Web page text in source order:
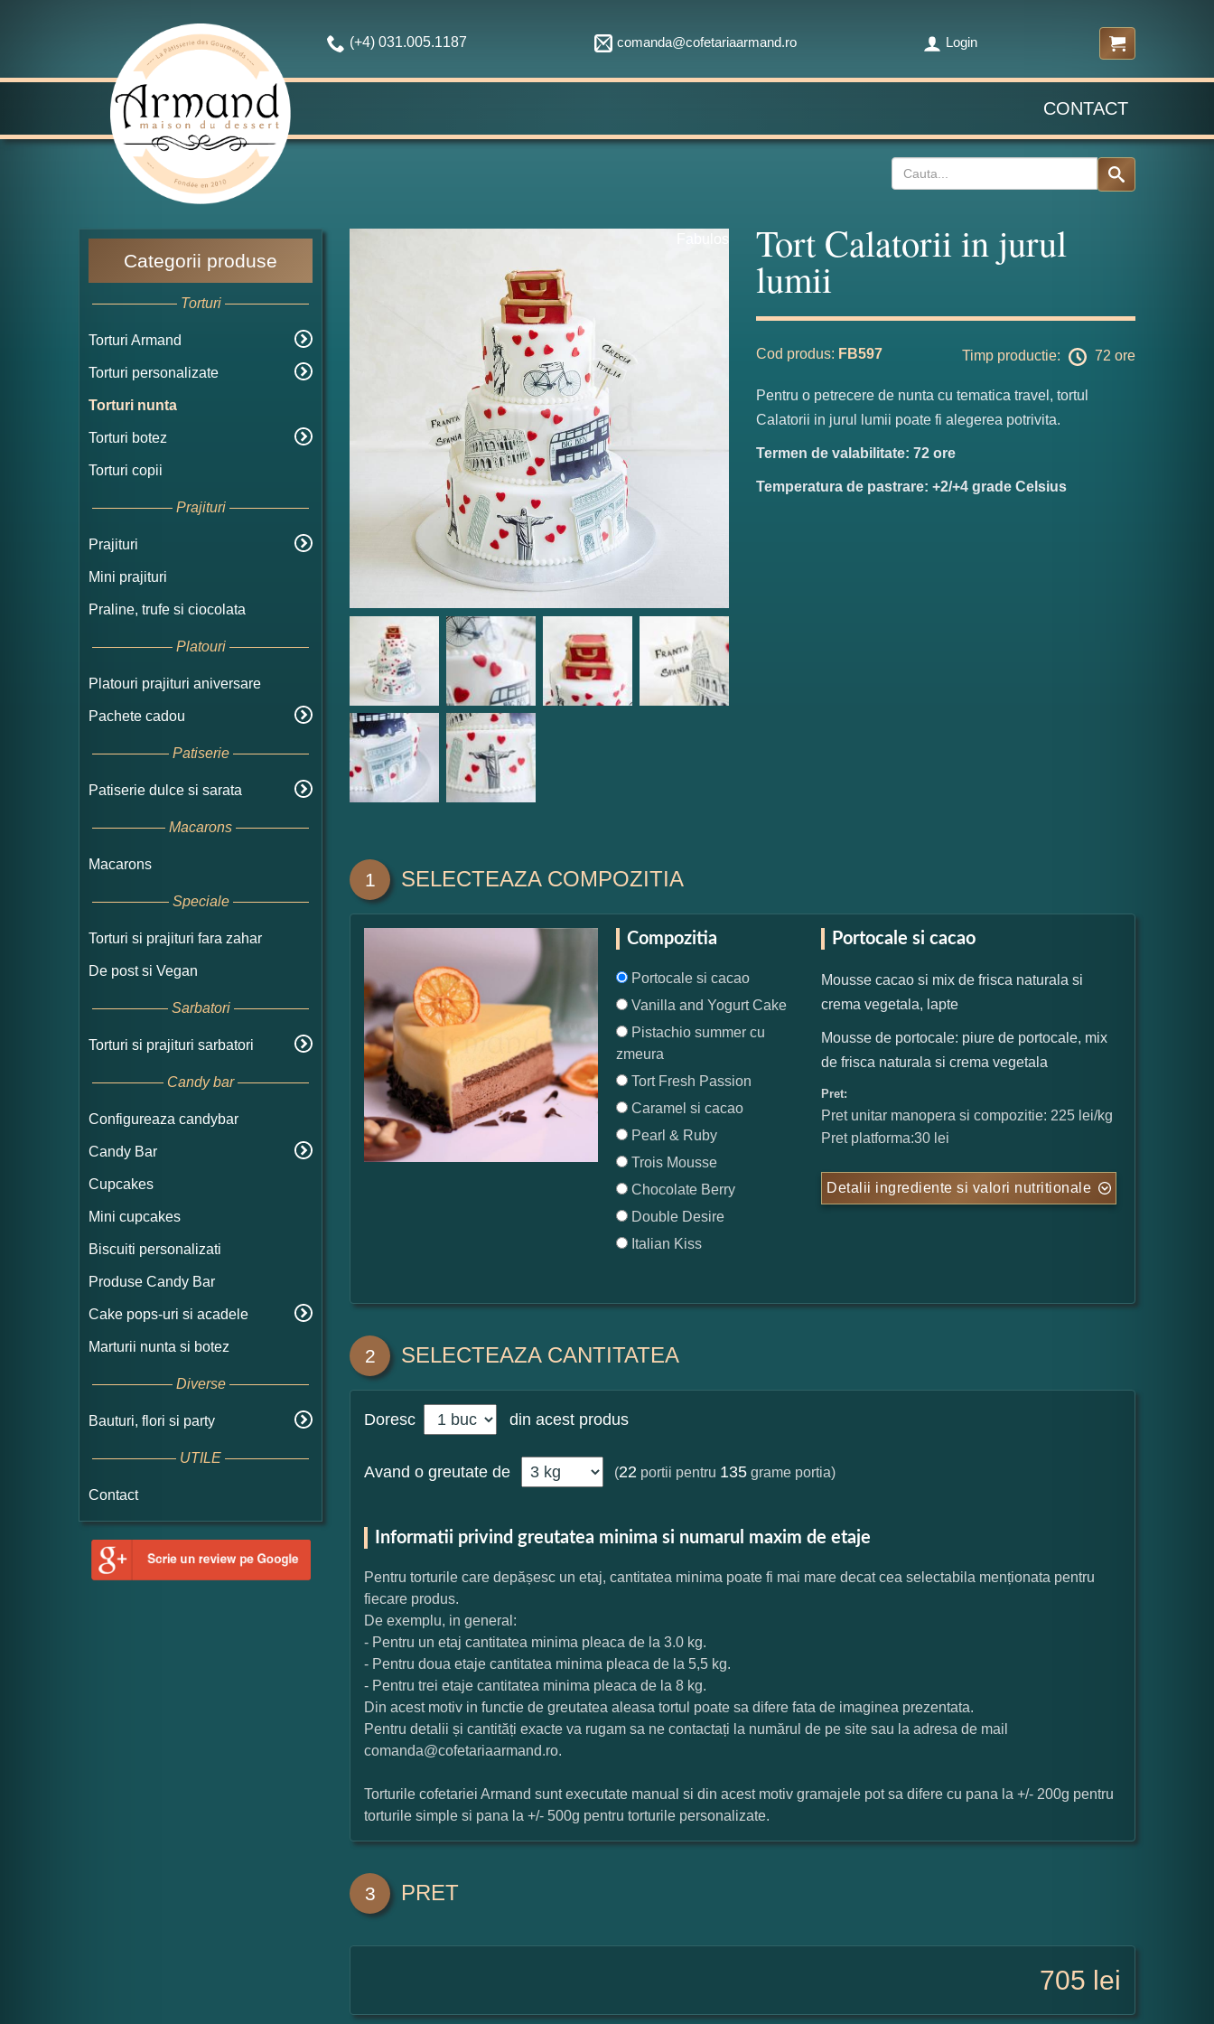
(+4) 031.005.1187 comanda@cofetariaarmand.ro Login
CONTACT
Categorii produse
Torturi
Torturi Armand
Torturi personalizate
Torturi nunta
Torturi botez
Torturi copii
Prajituri
Prajituri
Mini prajituri
Praline, trufe si ciocolata
Platouri
Platouri prajituri aniversare
Pachete cadou
Patiserie
Patiserie dulce si sarata
Macarons
Macarons
Speciale
Torturi si prajituri fara zahar
De post si Vegan
Sarbatori
Torturi si prajituri sarbatori
Candy bar
Configureaza candybar
Candy Bar
Cupcakes
Mini cupcakes
Biscuiti personalizati
Produse Candy Bar
Cake pops-uri si acadele
Marturii nunta si botez
Diverse
Bauturi, flori si party
UTILE
Contact
Tort Calatorii in jurul
lumii
Cod produs: FB597 Timp productie: 72 ore
Pentru o petrecere de nunta cu tematica travel, tortul
Calatorii in jurul lumii poate fi alegerea potrivita.
Termen de valabilitate: 72 ore
Temperatura de pastrare: +2/+4 grade Celsius
1 SELECTEAZA COMPOZITIA
Compozitia
Portocale si cacao
Vanilla and Yogurt Cake
Pistachio summer cu
zmeura
Tort Fresh Passion
Caramel si cacao
Pearl & Ruby
Trois Mousse
Chocolate Berry
Double Desire
Italian Kiss
Portocale si cacao
Mousse cacao si mix de frisca naturala si
crema vegetala, lapte
Mousse de portocale: piure de portocale, mix
de frisca naturala si crema vegetala
Pret:
Pret unitar manopera si compozitie: 225 lei/kg
Pret platforma:30 lei
Detalii ingrediente si valori nutritionale
2 SELECTEAZA CANTITATEA
Doresc din acest produs
Avand o greutate de (22 portii pentru 135 grame portia)
Informatii privind greutatea minima si numarul maxim de etaje
Pentru torturile care depășesc un etaj, cantitatea minima poate fi mai mare decat cea selectabila menționata pentru
fiecare produs.
De exemplu, in general:
- Pentru un etaj cantitatea minima pleaca de la 3.0 kg.
- Pentru doua etaje cantitatea minima pleaca de la 5,5 kg.
- Pentru trei etaje cantitatea minima pleaca de la 8 kg.
Din acest motiv in functie de greutatea aleasa tortul poate sa difere fata de imaginea prezentata.
Pentru detalii și cantități exacte va rugam sa ne contactați la numărul de pe site sau la adresa de mail
comanda@cofetariaarmand.ro.
Torturile cofetariei Armand sunt executate manual si din acest motiv gramajele pot sa difere cu pana la +/- 200g pentru
torturile simple si pana la +/- 500g pentru torturile personalizate.
3 PRET
705 lei